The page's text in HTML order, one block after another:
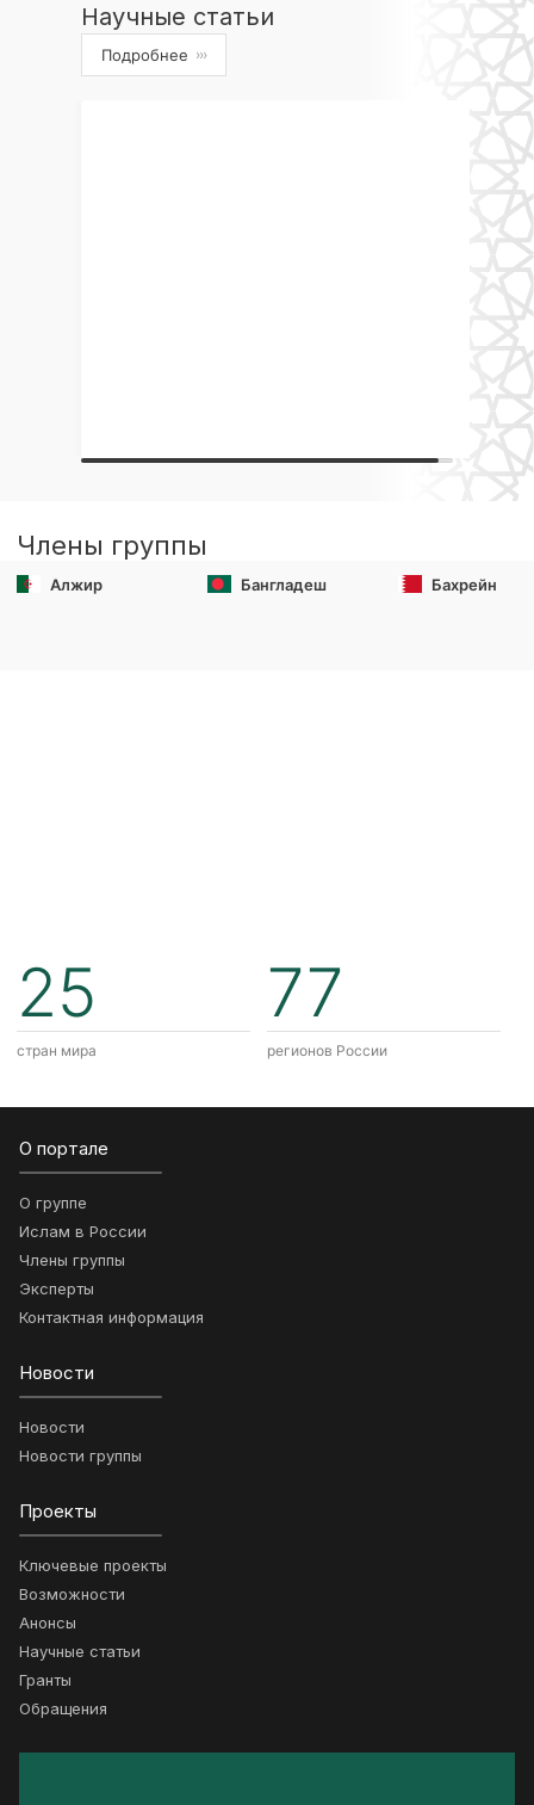
Научные статьи
Подробнее ›››
Члены группы
Алжир Бангладеш Бахрейн
25
стран мира
77
регионов России
О портале
О группе
Ислам в России
Члены группы
Эксперты
Контактная информация
Новости
Новости
Новости группы
Проекты
Ключевые проекты
Возможности
Анонсы
Научные статьи
Гранты
Обращения